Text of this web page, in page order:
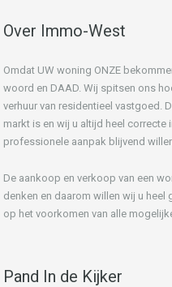
Over Immo-West
Omdat UW woning ONZE
woord en DAAD. Wij spitsen ons
verhuur van residentieel vastgoed.
markt is en wij u altijd heel
professionele aanpak blijvend
De aankoop en verkoop van een
denken en daarom willen wij u
op het voorkomen van alle
Pand In de Kijker